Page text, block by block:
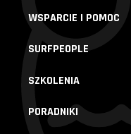
WSPARCIE I POMOC
SURFPEOPLE
SZKOLENIA
PORADNIKI